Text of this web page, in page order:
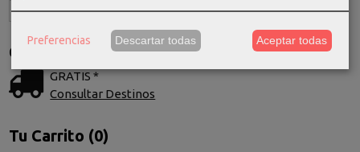
Costes de Envío
GRATIS *
Consultar Destinos
Tu Carrito (0)
Preferencias Descartar todas Aceptar todas